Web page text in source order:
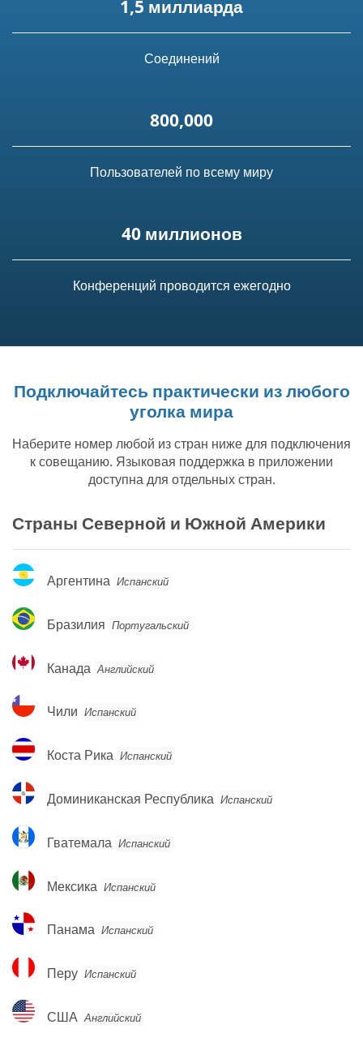
1,5 миллиарда
Соединений
800,000
Пользователей по всему миру
40 миллионов
Конференций проводится ежегодно
Подключайтесь практически из любого
уголка мира
Наберите номер любой из стран ниже для подключения
к совещанию. Языковая поддержка в приложении
доступна для отдельных стран.
Страны Северной и Южной Америки
Аргентина
Аргентина Испанский
Бразилия
Бразилия Португальский
Канада
Канада Английский
Чили
Чили Испанский
Коста
Рика
Коста Рика Испанский
Доминиканская
Республика
Доминиканская Республика Испанский
Гватемала
Гватемала Испанский
Мексика
Мексика Испанский
Панама
Панама Испанский
Перу
Перу Испанский
США
США Английский